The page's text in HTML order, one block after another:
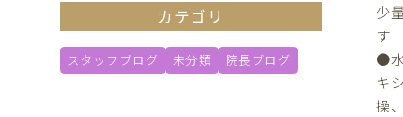
少
す
●
キ
操
カテゴリ
スタッフブログ 未分類 院長ブログ